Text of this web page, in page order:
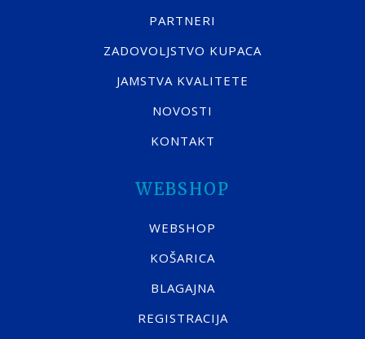
PARTNERI
ZADOVOLJSTVO KUPACA
JAMSTVA KVALITETE
NOVOSTI
KONTAKT
WEBSHOP
WEBSHOP
KOŠARICA
BLAGAJNA
REGISTRACIJA